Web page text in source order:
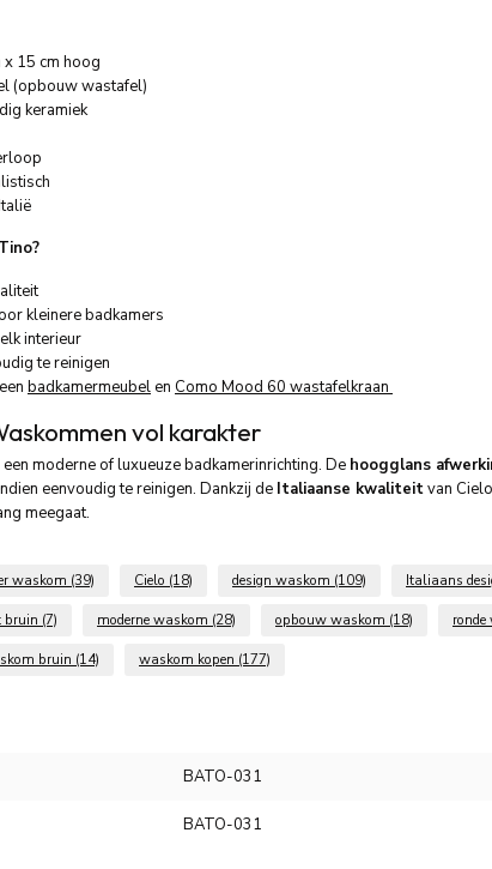
15 cm hoog
(opbouw wastafel)
keramiek
kleinere badkamers
interieur
te reinigen
badkamermeubelen Como Mood 60 wastafelkraan
vol karakter
moderne of luxueuze badkamerinrichting. De hoogglans
eenvoudig te reinigen. Dankzij de Italiaanse kwaliteitvan
meegaat.
waskom (39) Cielo (18) design waskom (109) Italiaans
bruin (7) moderne waskom (28) opbouw waskom (18)
bruin (14) waskom kopen (177)
BATO-031
BATO-031